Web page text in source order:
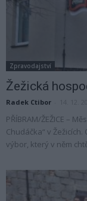
Zpravodajství
Žežická
Radek Ctibor
PŘÍBRAM/ŽEŽICE –
Chudáčka“ v
výbor, který v něm